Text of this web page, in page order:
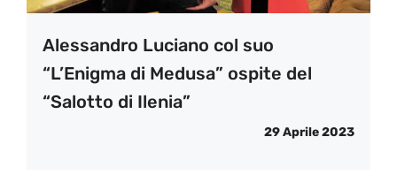
Alessandro Luciano col suo
“L’Enigma di Medusa” ospite del
“Salotto di Ilenia”
29 Aprile 2023